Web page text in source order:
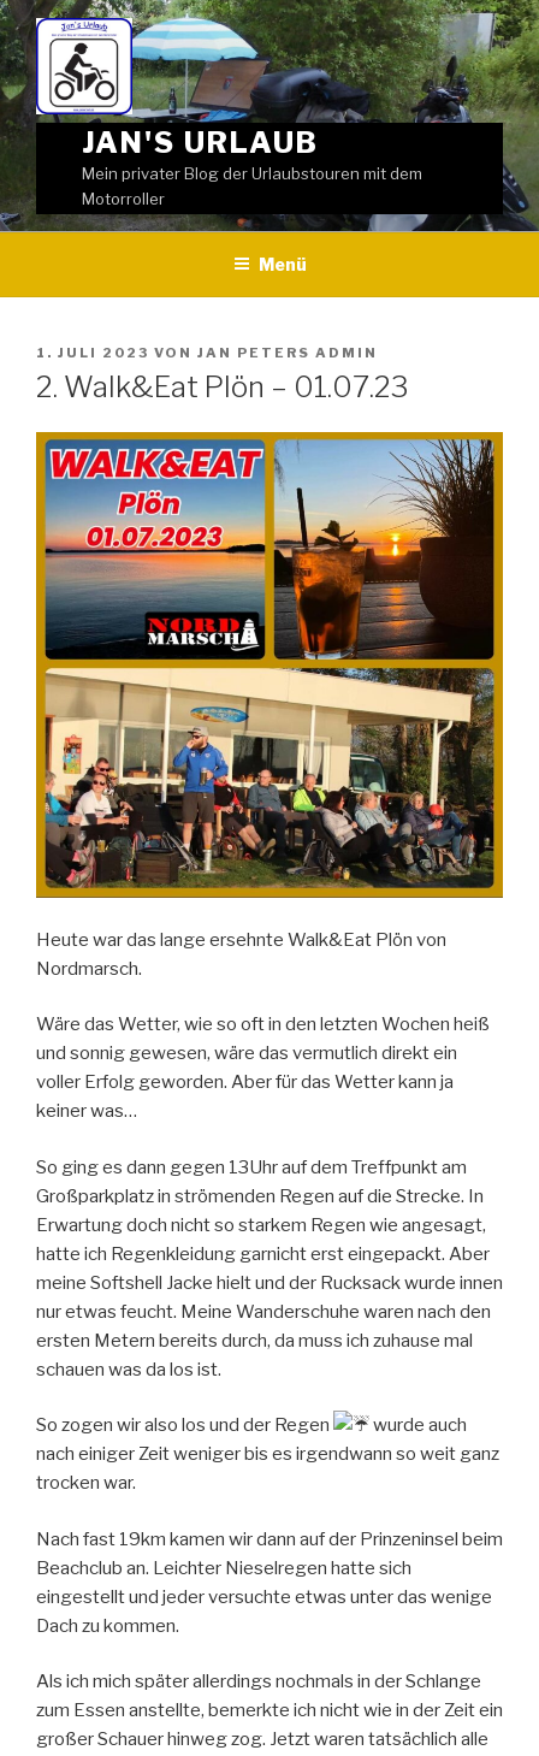
Weiter
zum
Inhalt
JAN'S URLAUB
Mein privater Blog der Urlaubstouren mit dem
Motorroller
Menü
VERÖFFENTLICHT
AM
1. JULI 2023 VON JAN PETERS ADMIN
2. Walk&Eat Plön – 01.07.23
Heute war das lange ersehnte Walk&Eat Plön von
Nordmarsch.
Wäre das Wetter, wie so oft in den letzten Wochen heiß
und sonnig gewesen, wäre das vermutlich direkt ein
voller Erfolg geworden. Aber für das Wetter kann ja
keiner was…
So ging es dann gegen 13Uhr auf dem Treffpunkt am
Großparkplatz in strömenden Regen auf die Strecke. In
Erwartung doch nicht so starkem Regen wie angesagt,
hatte ich Regenkleidung garnicht erst eingepackt. Aber
meine Softshell Jacke hielt und der Rucksack wurde innen
nur etwas feucht. Meine Wanderschuhe waren nach den
ersten Metern bereits durch, da muss ich zuhause mal
schauen was da los ist.
So zogen wir also los und der Regen
wurde auch
nach einiger Zeit weniger bis es irgendwann so weit ganz
trocken war.
Nach fast 19km kamen wir dann auf der Prinzeninsel beim
Beachclub an. Leichter Nieselregen hatte sich
eingestellt und jeder versuchte etwas unter das wenige
Dach zu kommen.
Als ich mich später allerdings nochmals in der Schlange
zum Essen anstellte, bemerkte ich nicht wie in der Zeit ein
großer Schauer hinweg zog. Jetzt waren tatsächlich alle